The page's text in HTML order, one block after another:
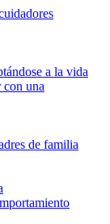
a la vida
una
de familia